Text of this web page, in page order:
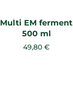
Multi EM ferment
500 ml
49,80 €